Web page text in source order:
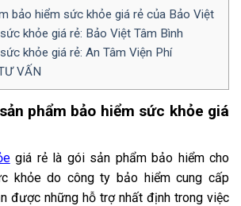
bảo hiểm sức khỏe giá rẻ của Bảo Việt
khỏe giá rẻ: Bảo Việt Tâm Bình
khỏe giá rẻ: An Tâm Viện Phí
VẤN
phẩm bảo hiểm sức khỏe giá
giá rẻ là gói sản phẩm bảo hiểm cho
khỏe do công ty bảo hiểm cung cấp
được những hỗ trợ nhất định trong việc